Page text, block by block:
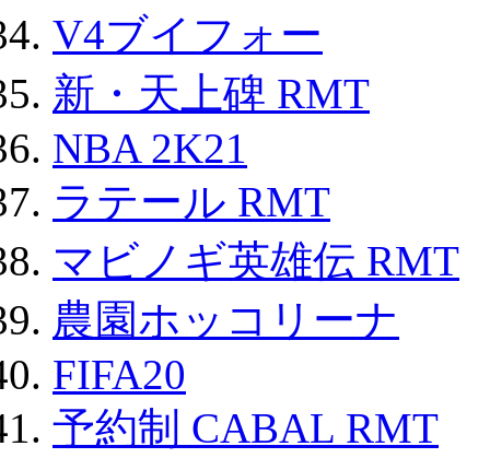
V4ブイフォー
新・天上碑 RMT
NBA 2K21
ラテール RMT
マビノギ英雄伝 RMT
農園ホッコリーナ
FIFA20
予約制 CABAL RMT